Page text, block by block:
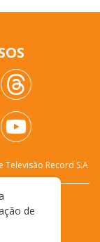
Televisão Record S.A
de